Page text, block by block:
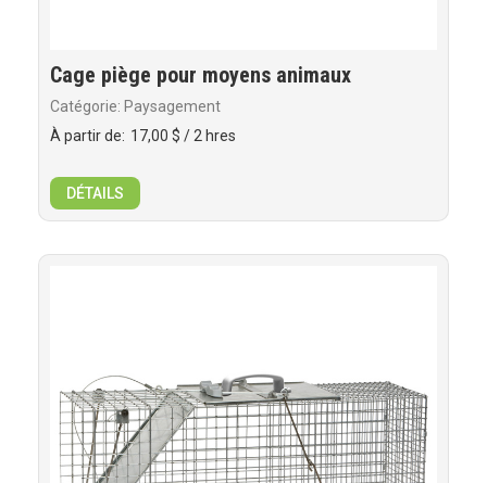
Cage piège pour moyens animaux
Catégorie: Paysagement
À partir de: 17,00 $ / 2 hres
DÉTAILS